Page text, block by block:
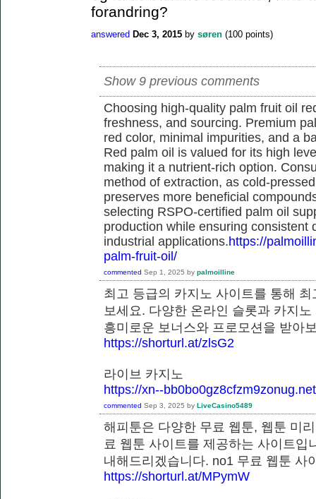
forandring?
answered Dec 3, 2015 by søren (100 points)
Show 9 previous comments
Choosing high-quality palm fruit oil
freshness, and sourcing. Premium
red color, minimal impurities, and a
Red palm oil is valued for its high
making it a nutrient-rich option.
method of extraction, as cold-
preserves more beneficial
selecting RSPO-certified palm oil
production while ensuring consistent
industrial applications.https://
palm-fruit-oil/
commented Sep 1, 2025 by palmoilline
최고 등급의 카지노 사이트를 통해
보세요. 다양한 온라인 슬롯과 카지
흥미로운 보너스와 프로모션을 받
https://shorturl.at/zlsG2
라이브 카지노
https://xn--bb0bo0gz8cfzm9zonug.net
commented Sep 3, 2025 by LiveCasino5489
해피툰은 다양한 무료 웹툰, 웹툰 미
료 웹툰 사이트를 제공하는 사이트
내해드리겠습니다. no1 무료 웹툰
https://shorturl.at/MPymW